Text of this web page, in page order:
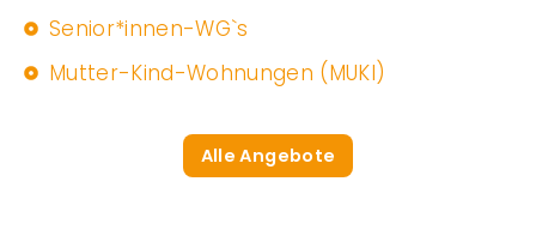
Senior*innen-WG`s
Mutter-Kind-Wohnungen (MUKI)
Alle Angebote